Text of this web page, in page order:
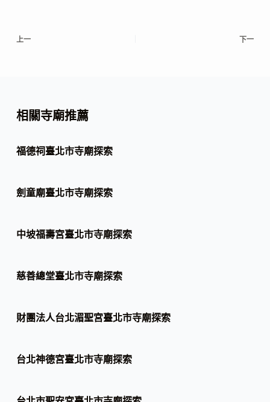
上一 下一
相關寺廟推薦
福德祠臺北市寺廟探索
劍童廟臺北市寺廟探索
中坡福壽宮臺北市寺廟探索
慈善總堂臺北市寺廟探索
財團法人台北湄聖宮臺北市寺廟探索
台北神德宮臺北市寺廟探索